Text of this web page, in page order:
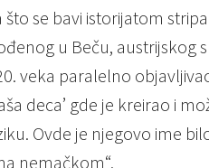
što se bavi istorijatom
u Beču, austrijskog
veka paralelno
deca’ gde je kreirao i
Ovde je njegovo ime
nemačkom“.